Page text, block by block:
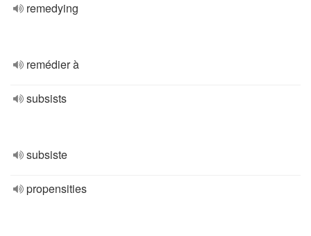
remedying
remédier à
subsists
subsiste
propensities